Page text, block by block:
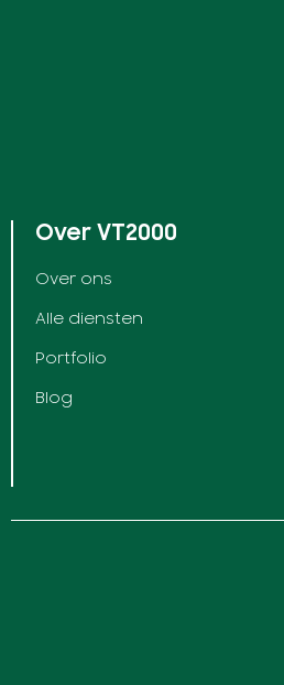
Over VT2000
Over ons
Alle diensten
Portfolio
Blog